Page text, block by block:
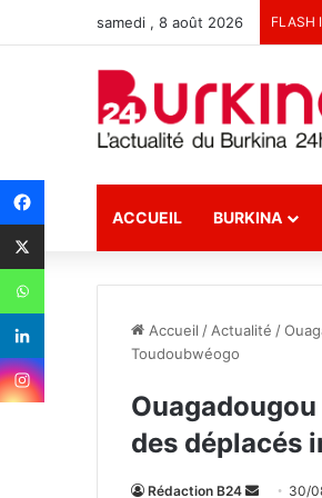
samedi , 8 août 2026 FLASH
ACCUEIL BURKINA
Accueil / Actualité /
Toudoubwéogo
des déplacés
Rédaction B24 30/